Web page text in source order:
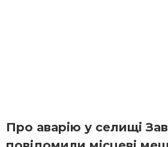
Про аварію у селищі